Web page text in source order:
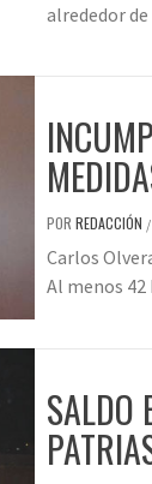
alrededor
POR REDACCIÓN /
Carlos
Al menos
SALDO